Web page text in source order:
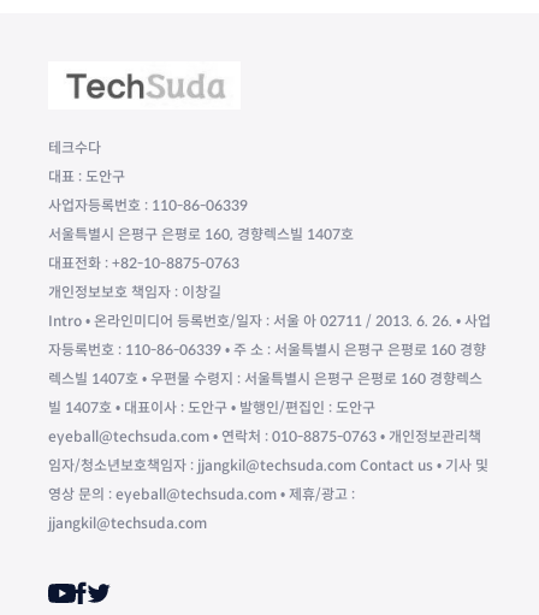
테크수다
대표 : 도안구
사업자등록번호 : 110-86-06339
서울특별시 은평구 은평로 160, 경향렉스빌 1407호
대표전화 : +82-10-8875-0763
개인정보보호 책임자 : 이창길
Intro • 온라인미디어 등록번호/일자 : 서울 아 02711 / 2013. 6. 26. • 사업
자등록번호 : 110-86-06339 • 주 소 : 서울특별시 은평구 은평로 160 경향
렉스빌 1407호 • 우편물 수령지 : 서울특별시 은평구 은평로 160 경향렉스
빌 1407호 • 대표이사 : 도안구 • 발행인/편집인 : 도안구
eyeball@techsuda.com • 연락처 : 010-8875-0763 • 개인정보관리책
임자/청소년보호책임자 : jjangkil@techsuda.com Contact us • 기사 및
영상 문의 : eyeball@techsuda.com • 제휴/광고 :
jjangkil@techsuda.com